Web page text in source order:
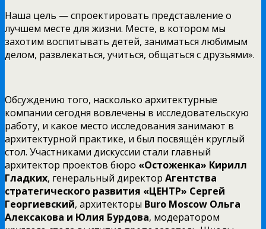
Наша цель — спроектировать представление о
лучшем месте для жизни. Месте, в котором мы
захотим воспитывать детей, заниматься любимым
делом, развлекаться, учиться, общаться с друзьями».
Обсуждению того, насколько архитектурные
компании сегодня вовлечены в исследовательскую
работу, и какое место исследования занимают в
архитектурной практике, и был посвящён круглый
стол. Участниками дискуссии стали главный
архитектор проектов бюро «Остоженка» Кирилл
Гладких, генеральный директор Агентства
стратегического развития «ЦЕНТР» Сергей
Георгиевский, архитекторы Buro Moscow Ольга
Алексакова и Юлия Бурдова, модератором